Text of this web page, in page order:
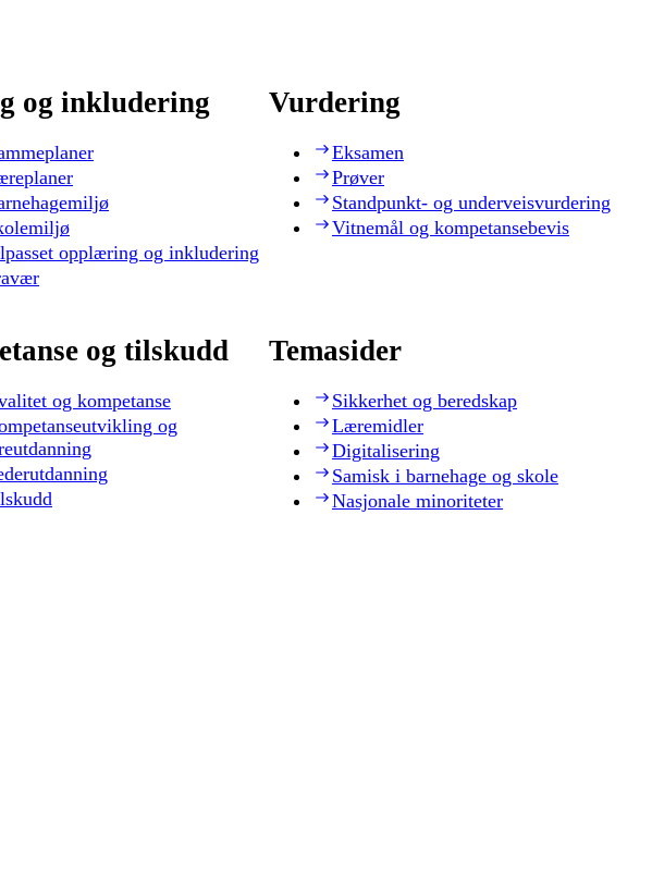
og inkludering
opplæring og inkludering
Vurdering
Eksamen
Prøver
Standpunkt- og underveisvurdering
Vitnemål og kompetansebevis
og tilskudd
og kompetanse
og
Temasider
Sikkerhet og beredskap
Læremidler
Digitalisering
Samisk i barnehage og skole
Nasjonale minoriteter